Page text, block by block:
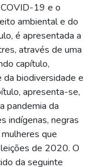
19 e o
ambiental e do
é apresentada a
através de uma
capítulo,
biodiversidade e
apresenta-se,
pandemia da
indígenas, negras
que
de 2020. O
da seguinte